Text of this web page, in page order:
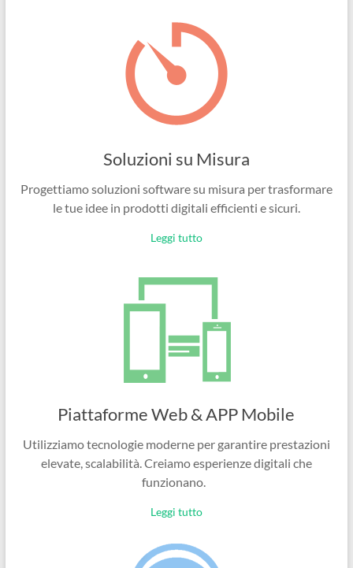
Soluzioni su Misura
Progettiamo soluzioni software su misura per trasformare
le tue idee in prodotti digitali efficienti e sicuri.
Leggi tutto
Piattaforme Web & APP Mobile
Utilizziamo tecnologie moderne per garantire prestazioni
elevate, scalabilità. Creiamo esperienze digitali che
funzionano.
Leggi tutto